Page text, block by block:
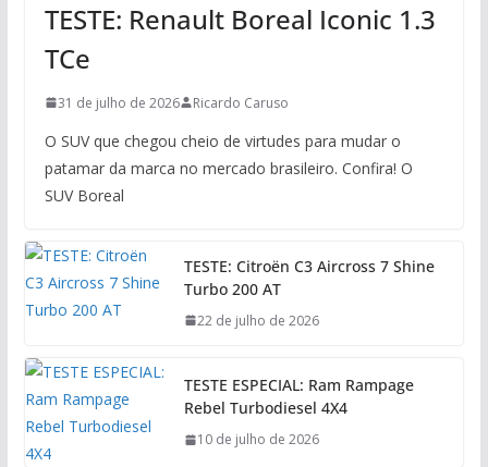
TESTE: Renault Boreal Iconic 1.3
TCe
31 de julho de 2026 Ricardo Caruso
O SUV que chegou cheio de virtudes para mudar o
patamar da marca no mercado brasileiro. Confira! O
SUV Boreal
TESTE: Citroën C3 Aircross 7 Shine
Turbo 200 AT
22 de julho de 2026
TESTE ESPECIAL: Ram Rampage
Rebel Turbodiesel 4X4
10 de julho de 2026